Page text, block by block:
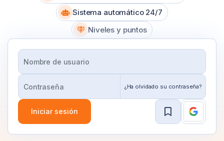
Sistema automático 24/7
Niveles y puntos
¿Ha olvidado su contraseña?
Iniciar sesión